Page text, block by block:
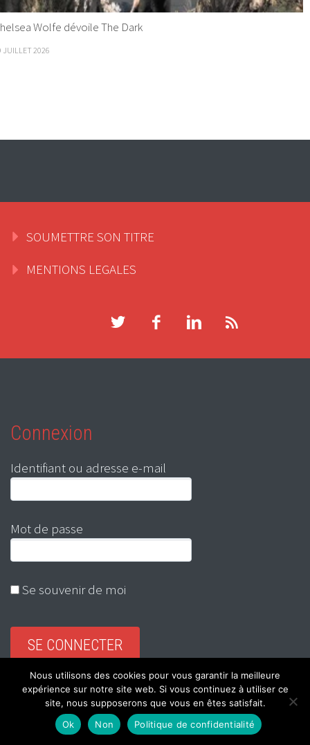
Wolfe dévoile The Dark
JUILLET 2026
SOUMETTRE SON TITRE
MENTIONS LEGALES
Connexion
Identifiant ou adresse e-mail
Mot de passe
Se souvenir de moi
Mot de passe oublié ?
Nous utilisons des cookies pour vous garantir la meilleure
expérience sur notre site web. Si vous continuez à utiliser ce
site, nous supposerons que vous en êtes satisfait.
Ok
Non Politique de confidentialité